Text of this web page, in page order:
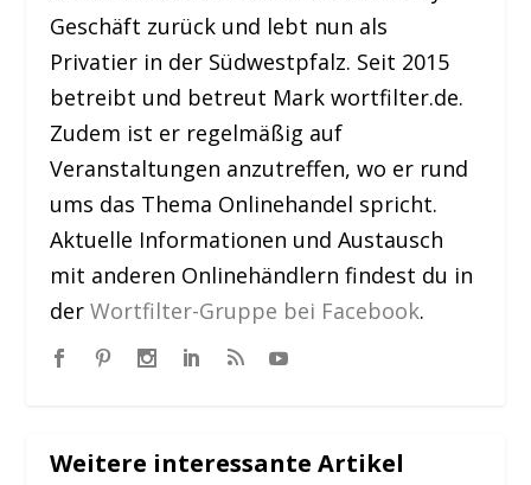
Geschäft zurück und lebt nun als
Privatier in der Südwestpfalz. Seit 2015
betreibt und betreut Mark wortfilter.de.
Zudem ist er regelmäßig auf
Veranstaltungen anzutreffen, wo er rund
ums das Thema Onlinehandel spricht.
Aktuelle Informationen und Austausch
mit anderen Onlinehändlern findest du in
derWortfilter-Gruppe bei Facebook.
Weitere interessante Artikel